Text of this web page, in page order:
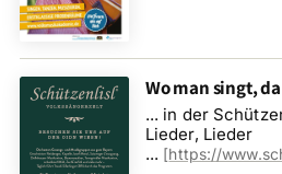
Wo man singt,
... in der
Lieder, Lieder
... [https://